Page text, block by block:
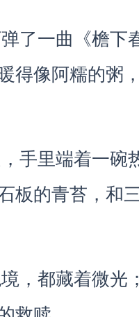
了一曲《檐下
得像阿糯的粥
手里端着一碗
板的青苔，和
，都藏着微光